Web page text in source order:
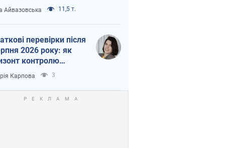
Айвазовська 11,5 т.
перевірки після
2026 року: як
контролю
з 6,5 до 3
Карпова 3